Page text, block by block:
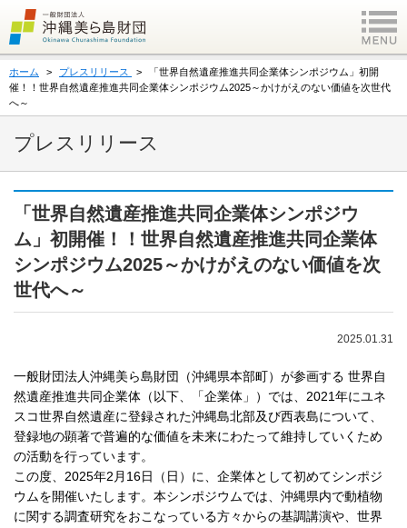
ホーム プレスリリース
「世界自然遺産推進共同企業体シンポジウム」初開
催！！世界自然遺産推進共同企業体シンポジウム2025～かけがえのない価値を次世代
へ～
プレスリリース
「世界自然遺産推進共同企業体シンポジウ
ム」初開催！！世界自然遺産推進共同企業体
シンポジウム2025～かけがえのない価値を次
世代へ～
2025.01.31
一般財団法人沖縄美ら島財団（沖縄県本部町）が参画する 世界自
然遺産推進共同企業体（以下、「企業体」）では、2021年にユネ
スコ世界自然遺産に登録された沖縄島北部及び西表島について、
登録地の顕著で普遍的な価値を未来にわたって維持していくため
の活動を行っています。
この度、2025年2月16日（日）に、企業体として初めてシンポジ
ウムを開催いたします。本シンポジウムでは、沖縄県内で動植物
に関する調査研究をおこなっている方々からの基調講演や、世界